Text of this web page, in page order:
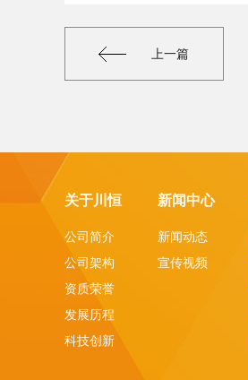
上一篇
关于川恒
公司简介
公司架构
资质荣誉
发展历程
科技创新
新闻中心
新闻动态
宣传视频